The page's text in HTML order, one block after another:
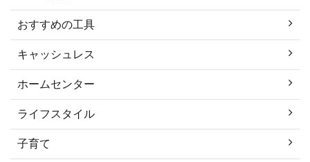
おすすめの工具
キャッシュレス
ホームセンター
ライフスタイル
子育て